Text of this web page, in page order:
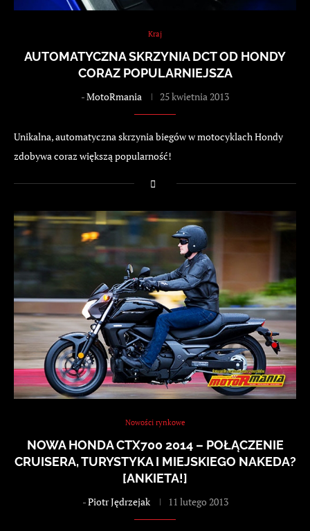
Kraj
AUTOMATYCZNA SKRZYNIA DCT OD HONDY
CORAZ POPULARNIEJSZA
-MotoRmania 25 kwietnia 2013
Unikalna, automatyczna skrzynia biegów w motocyklach Hondy
zdobywa coraz większą popularność!
Nowości rynkowe
NOWA HONDA CTX700 2014 – POŁĄCZENIE
CRUISERA, TURYSTYKA I MIEJSKIEGO NAKEDA?
[ANKIETA!]
-Piotr Jędrzejak 11 lutego 2013